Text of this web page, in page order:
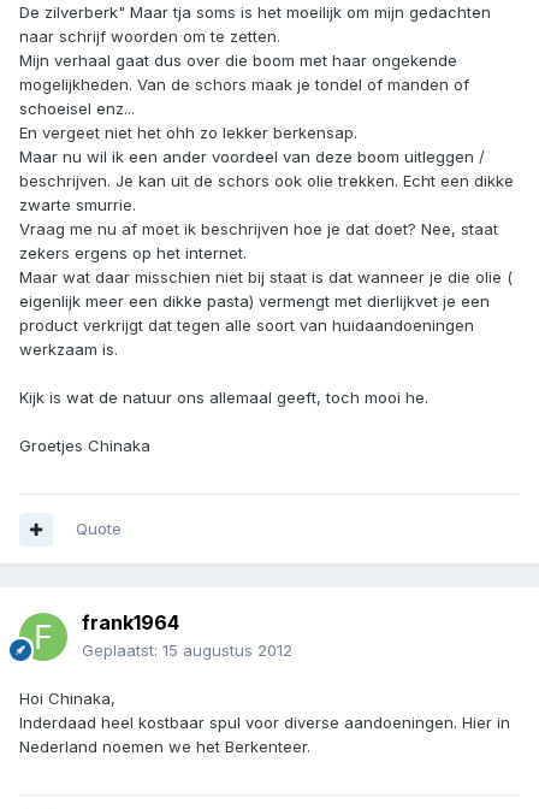
De zilverberk" Maar tja soms is het moeilijk om mijn gedachten
naar schrijf woorden om te zetten.
Mijn verhaal gaat dus over die boom met haar ongekende
mogelijkheden. Van de schors maak je tondel of manden of
schoeisel enz...
En vergeet niet het ohh zo lekker berkensap.
Maar nu wil ik een ander voordeel van deze boom uitleggen /
beschrijven. Je kan uit de schors ook olie trekken. Echt een dikke
zwarte smurrie.
Vraag me nu af moet ik beschrijven hoe je dat doet? Nee, staat
zekers ergens op het internet.
Maar wat daar misschien niet bij staat is dat wanneer je die olie (
eigenlijk meer een dikke pasta) vermengt met dierlijkvet je een
product verkrijgt dat tegen alle soort van huidaandoeningen
werkzaam is.
Kijk is wat de natuur ons allemaal geeft, toch mooi he.
Groetjes Chinaka
Quote
frank1964
Geplaatst: 15 augustus 2012
Hoi Chinaka,
Inderdaad heel kostbaar spul voor diverse aandoeningen. Hier in
Nederland noemen we het Berkenteer.